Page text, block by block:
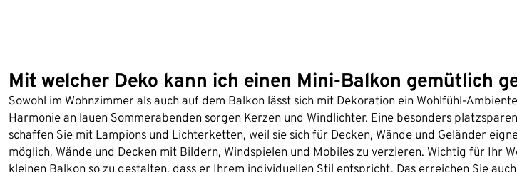
Mit welcher Deko kann ich einen Mini-Balkon gemütlich
Sowohl im Wohnzimmer als auch auf dem Balkon lässt sich mit Dekoration ein Wohlfühl-
Harmonie an lauen Sommerabenden sorgen Kerzen und Windlichter. Eine besonders
schaffen Sie mit Lampions und Lichterketten, weil sie sich für Decken, Wände und Geländer
möglich, Wände und Decken mit Bildern, Windspielen und Mobiles zu verzieren. Wichtig für Ihr
kleinen Balkon so zu gestalten, dass er Ihrem individuellen Stil entspricht. Das erreichen Sie